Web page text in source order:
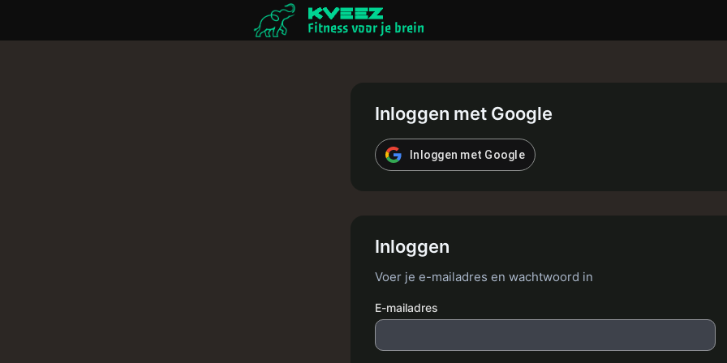
Fitness voor je brein
Inloggen met Google
Inloggen met Google
Inloggen
Voer je e-mailadres en wachtwoord in
E-mailadres